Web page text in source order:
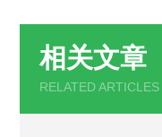
相关文章
RELATED ARTICLES